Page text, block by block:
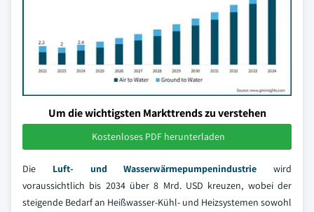
Um die wichtigsten Markttrends zu verstehen
Kostenloses PDF herunterladen
Die Luft- und Wasserwärmepumpenindustrie wird
voraussichtlich bis 2034 über 8 Mrd. USD kreuzen, wobei der
steigende Bedarf an Heißwasser-Kühl- und Heizsystemen sowohl